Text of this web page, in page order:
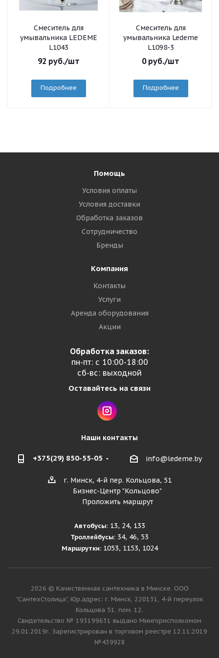
Смеситель для
умывальника LEDEME
L1043
92 руб./шт
Подробнее
Смеситель для
умывальника Ledeme
L1098-3
0руб./шт
Подробнее
Помощь
Условия оплаты
Условия доставки
Обработка заказов
Сотрудничество
Бренды
Компания
Контакты
Услуги
Аренда оборудования
Акции
Обработка заказов:
пн-пт: с 10:00-18:00
сб-вс: выходной
Оставайтесь на связи
Наши контакты
+375(29) 850-55-05 info@ledeme.by
г. Минск, 4-й пер. Кольцова, 51
Бизнес-Центр "Кольцово"
Проложить маршрут
Автобусы:13, 24, 133
Троллейбусы: 34, 46, 53
Маршрутки:1053, 1153, 1024
2026 © Качественная сантехника в Минске. ООО
"СантехСтолица", Юр.адрес: г. Минск, 220131, 4-й переулок
Кольцова 51, пом. 12.
Cвидетельство № 193199631 выдано Мингорисполкомом
29.01.2019г. Зарегистрирован в торговом реестре 12.11.2019
№439928